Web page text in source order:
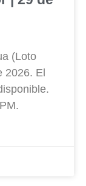
(Loto
2026. El